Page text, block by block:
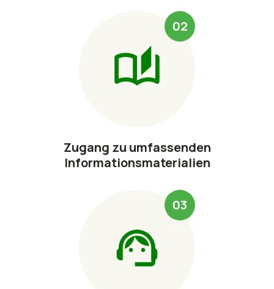
02
Zugang zu umfassenden
Informationsmaterialien
03